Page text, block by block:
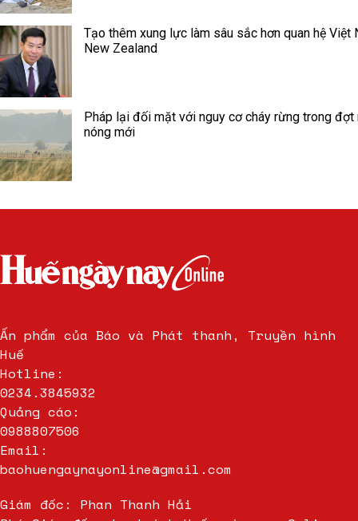
Tạo thêm xung lực làm sâu sắc hơn quan hệ Việt
New Zealand
Pháp lại đối mặt với nguy cơ cháy rừng trong đợt
nóng mới
Ấn phẩm của Báo và Phát thanh, Truyền hình
Huế
Hotline:
0234.3845932
Quảng cáo:
0988807506
Email:
baohuengaynayonline@gmail.com
Giám đốc: Phan Thanh Hải